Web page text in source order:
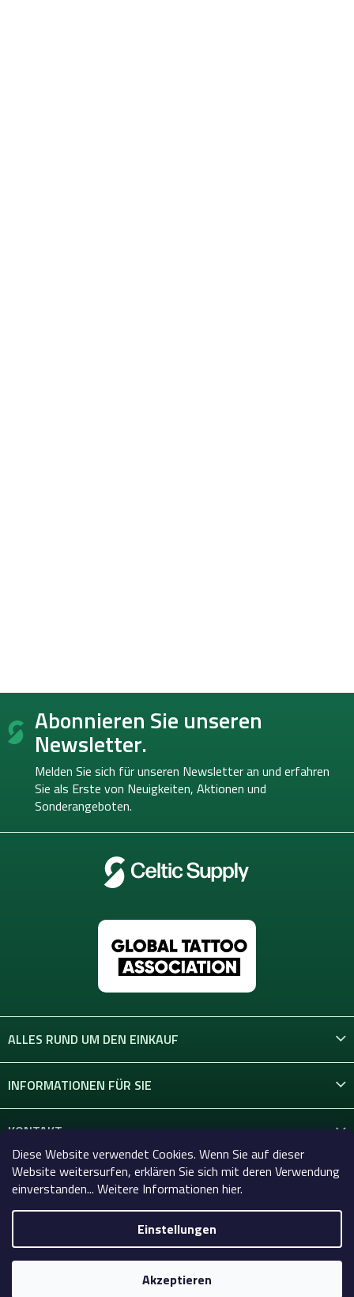
Diese Website verwendet Cookies. Wenn Sie auf dieser
Website weitersurfen, erklären Sie sich mit deren Verwendung
einverstanden... Weitere Informationen hier.
Einstellungen
Akzeptieren
F
ß Abonnieren Sie unseren
Newsletter.
Melden Sie sich für unseren Newsletter an und erfahren
Sie als Erste von Neuigkeiten, Aktionen und
Sonderangeboten.
ALLES RUND UM DEN EINKAUF
INFORMATIONEN FÜR SIE
KONTAKT
Copyright 2026Celtic-Supply.de | Alles für Tattoo und
Permanent Make-up. Alle Rechte vorbehalten.